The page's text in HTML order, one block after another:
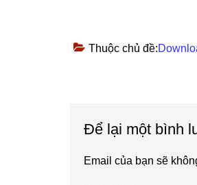
Thuộc chủ đề:
Interactions
Để lại một bình
Email của bạn sẽ